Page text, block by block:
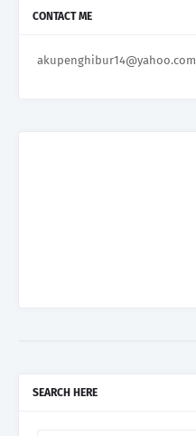
CONTACT ME
akupenghibur14@yahoo.com
SEARCH HERE